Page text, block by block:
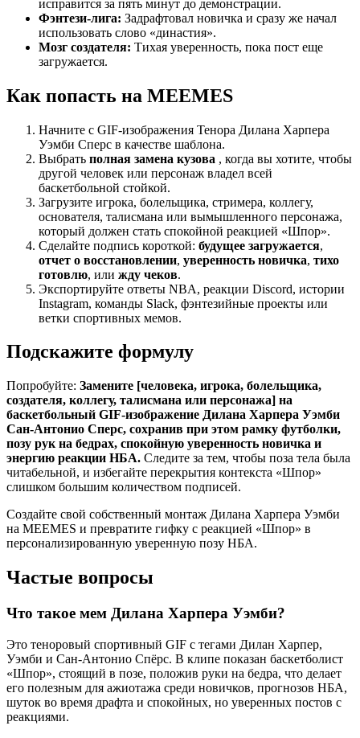
исправится за пять минут до демонстрации.
Фэнтези-лига: Задрафтовал новичка и сразу же начал
использовать слово «династия».
Мозг создателя: Тихая уверенность, пока пост еще
загружается.
Как попасть на MEEMES
Начните с GIF-изображения Тенора Дилана Харпера
Уэмби Сперс в качестве шаблона.
Выбрать полная замена кузова , когда вы хотите, чтобы
другой человек или персонаж владел всей
баскетбольной стойкой.
Загрузите игрока, болельщика, стримера, коллегу,
основателя, талисмана или вымышленного персонажа,
который должен стать спокойной реакцией «Шпор».
Сделайте подпись короткой: будущее загружается,
отчет о восстановлении, уверенность новичка, тихо
готовлю, или жду чеков.
Экспортируйте ответы NBA, реакции Discord, истории
Instagram, команды Slack, фэнтезийные проекты или
ветки спортивных мемов.
Подскажите формулу
Попробуйте: Замените [человека, игрока, болельщика,
создателя, коллегу, талисмана или персонажа] на
баскетбольный GIF-изображение Дилана Харпера Уэмби
Сан-Антонио Сперс, сохранив при этом рамку футболки,
позу рук на бедрах, спокойную уверенность новичка и
энергию реакции НБА. Следите за тем, чтобы поза тела была
читабельной, и избегайте перекрытия контекста «Шпор»
слишком большим количеством подписей.
Создайте свой собственный монтаж Дилана Харпера Уэмби
на MEEMES и превратите гифку с реакцией «Шпор» в
персонализированную уверенную позу НБА.
Частые вопросы
Что такое мем Дилана Харпера Уэмби?
Это теноровый спортивный GIF с тегами Дилан Харпер,
Уэмби и Сан-Антонио Спёрс. В клипе показан баскетболист
«Шпор», стоящий в позе, положив руки на бедра, что делает
его полезным для ажиотажа среди новичков, прогнозов НБА,
шуток во время драфта и спокойных, но уверенных постов с
реакциями.